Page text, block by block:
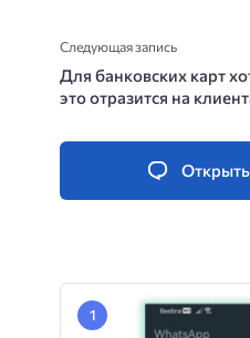
Следующая запись
Для банковских карт
это отразится на